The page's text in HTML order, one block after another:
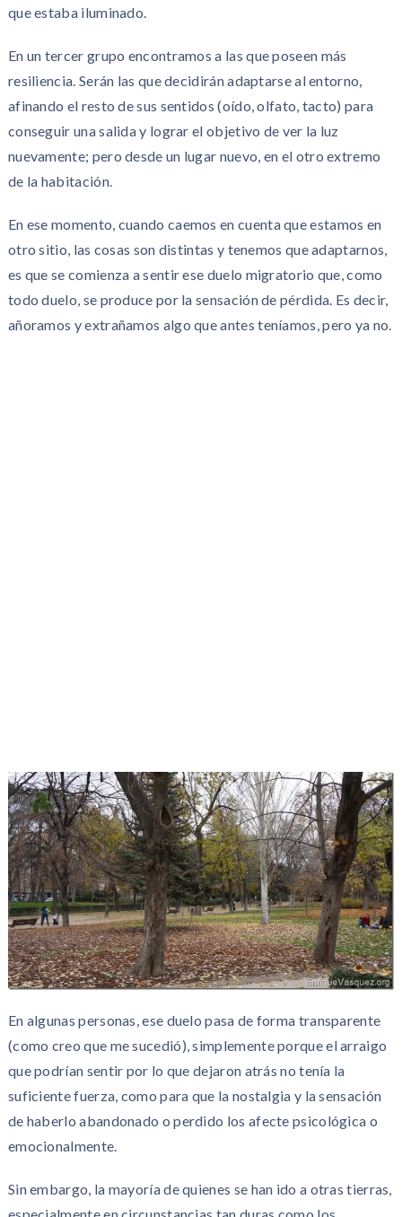
que estaba iluminado.
En un tercer grupo encontramos a las que poseen más
resiliencia. Serán las que decidirán adaptarse al entorno,
afinando el resto de sus sentidos (oído, olfato, tacto) para
conseguir una salida y lograr el objetivo de ver la luz
nuevamente; pero desde un lugar nuevo, en el otro extremo
de la habitación.
En ese momento, cuando caemos en cuenta que estamos en
otro sitio, las cosas son distintas y tenemos que adaptarnos,
es que se comienza a sentir ese duelo migratorio que, como
todo duelo, se produce por la sensación de pérdida. Es decir,
añoramos y extrañamos algo que antes teníamos, pero ya no.
En algunas personas, ese duelo pasa de forma transparente
(como creo que me sucedió), simplemente porque el arraigo
que podrían sentir por lo que dejaron atrás no tenía la
suficiente fuerza, como para que la nostalgia y la sensación
de haberlo abandonado o perdido los afecte psicológica o
emocionalmente.
Sin embargo, la mayoría de quienes se han ido a otras tierras,